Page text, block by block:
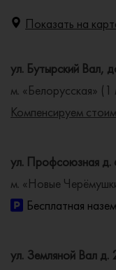
Показать на
ул. Бутырский Вал,
м. «Белорусская»
Компенсируем
ул. Профсоюзная
м. «Новые
Бесплатная
ул. Земляной Вал д.